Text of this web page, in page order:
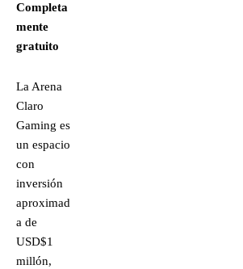
Completa
mente
gratuito
La Arena
Claro
Gaming es
un espacio
con
inversión
aproximad
a de
USD$1
millón,